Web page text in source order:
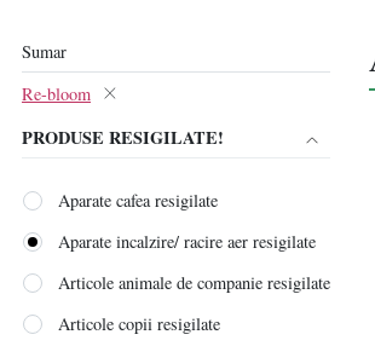
Sumar
Re-bloom
PRODUSE RESIGILATE!
Aparate cafea resigilate
Aparate incalzire/ racire aer resigilate
Articole animale de companie resigilate
Articole copii resigilate